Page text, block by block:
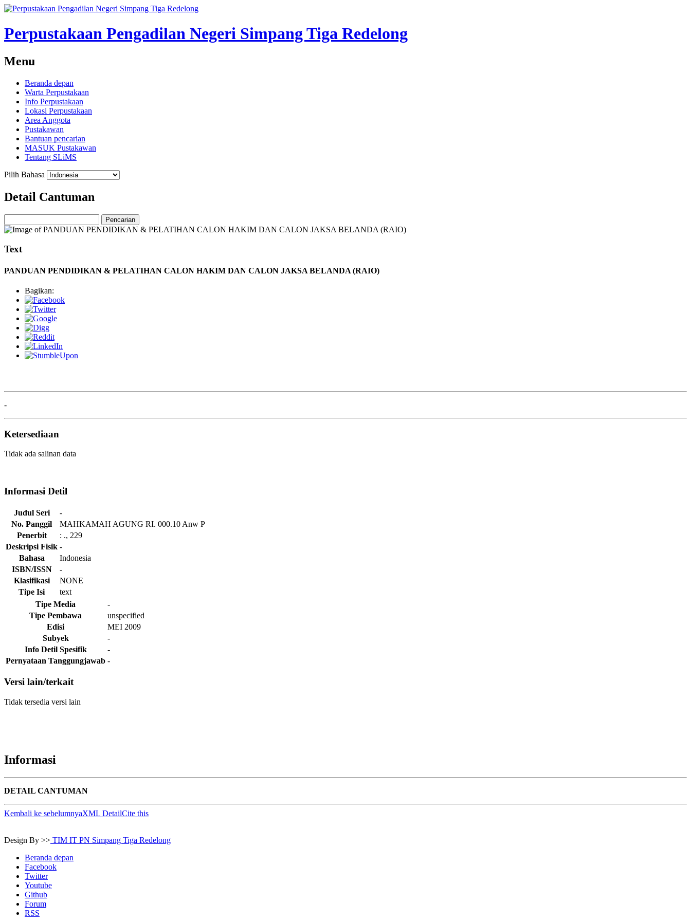
Perpustakaan Pengadilan Negeri Simpang Tiga Redelong
Menu
Beranda depan
Warta Perpustakaan
Info Perpustakaan
Lokasi Perpustakaan
Area Anggota
Pustakawan
Bantuan pencarian
MASUK Pustakawan
Tentang SLiMS
Pilih Bahasa
Detail Cantuman
Pencarian
Text
PANDUAN PENDIDIKAN & PELATIHAN CALON HAKIM DAN CALON JAKSA BELANDA (RAIO)
Bagikan:
-
Ketersediaan
Tidak ada salinan data
Informasi Detil
Judul Seri
-
No. Panggil
MAHKAMAH AGUNG RI. 000.10 Anw P
Penerbit
: ., 229
Deskripsi Fisik -
Bahasa
Indonesia
ISBN/ISSN
-
Klasifikasi
NONE
Tipe Isi
text
Tipe Media
-
Tipe Pembawa
unspecified
Edisi
MEI 2009
Subyek
-
Info Detil Spesifik
-
Pernyataan Tanggungjawab -
Versi lain/terkait
Tidak tersedia versi lain
Informasi
DETAIL CANTUMAN
Kembali ke sebelumnyaXML DetailCite this
Design By >> TIM IT PN Simpang Tiga Redelong
Beranda depan
Facebook
Twitter
Youtube
Github
Forum
RSS